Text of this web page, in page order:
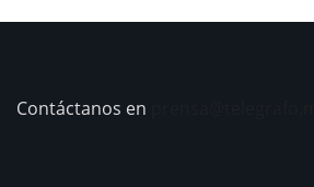
Contáctanos en